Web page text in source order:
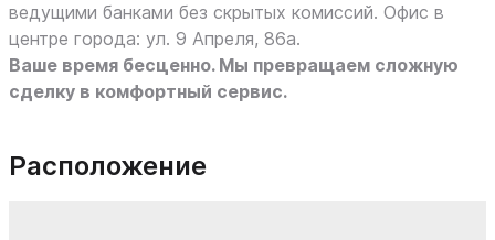
ведущими банками без скрытых комиссий. Офис в
центре города: ул. 9 Апреля, 86а.
Ваше время бесценно. Мы превращаем сложную
сделку в комфортный сервис.
Расположение